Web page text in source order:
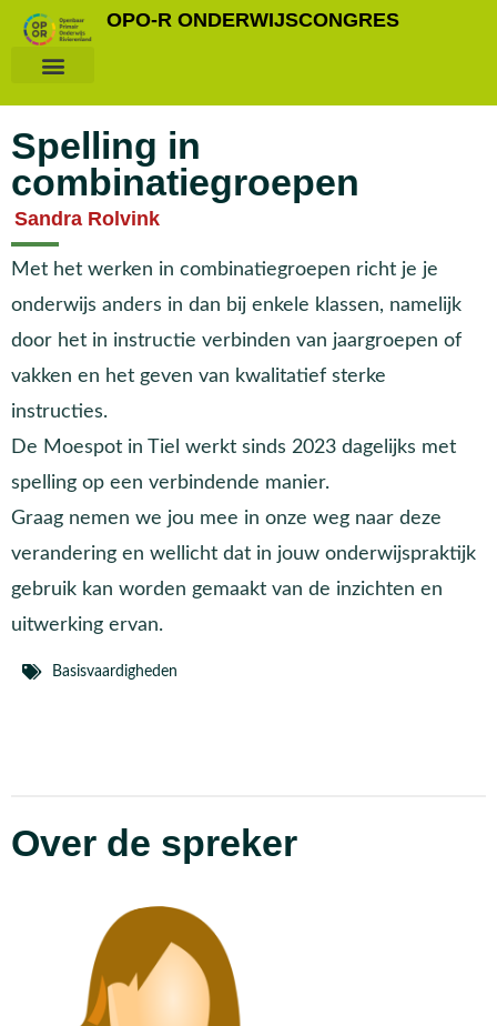
OPO-R ONDERWIJSCONGRES
Spelling in
combinatiegroepen
Sandra Rolvink
Met het werken in combinatiegroepen richt je je
onderwijs anders in dan bij enkele klassen, namelijk
door het in instructie verbinden van jaargroepen of
vakken en het geven van kwalitatief sterke
instructies.
De Moespot in Tiel werkt sinds 2023 dagelijks met
spelling op een verbindende manier.
Graag nemen we jou mee in onze weg naar deze
verandering en wellicht dat in jouw onderwijspraktijk
gebruik kan worden gemaakt van de inzichten en
uitwerking ervan.
Basisvaardigheden
Over de spreker